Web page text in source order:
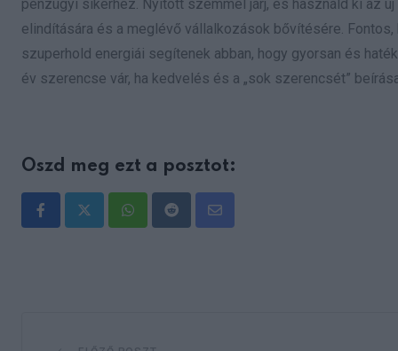
pénzügyi sikerhez. Nyitott szemmel járj, és használd ki az
elindítására és a meglévő vállalkozások bővítésére.
szuperhold energiái segítenek abban, hogy gyorsan és
év szerencse vár, ha kedvelés és a „sok szerencsét”
Oszd meg ezt a posztot:
WhatsappRedditShare